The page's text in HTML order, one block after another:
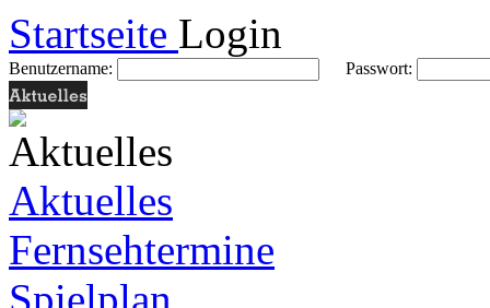
Startseite Login
Benutzername: Passwort:
Aktuelles
Fernsehtermine